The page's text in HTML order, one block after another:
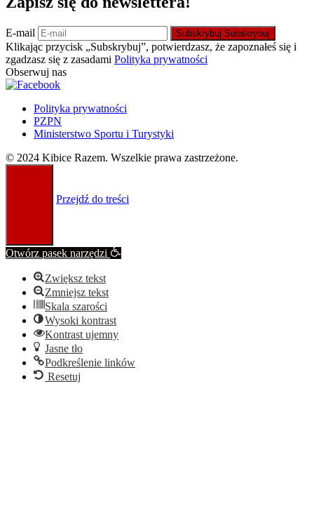
E-mail Subskrybuj Subskrybuj
Klikając przycisk „Subskrybuj”, potwierdzasz, że zapoznałeś się i
zgadzasz się z zasadami Polityka prywatności
Obserwuj nas
Polityka prywatności
PZPN
Ministerstwo Sportu i Turystyki
© 2024 Kibice Razem. Wszelkie prawa zastrzeżone.
Przejdź do treści
Otwórz pasek narzędzi
Zwiększ tekst
Zmniejsz tekst
Skala szarości
Wysoki kontrast
Kontrast ujemny
Jasne tło
Podkreślenie linków
Resetuj